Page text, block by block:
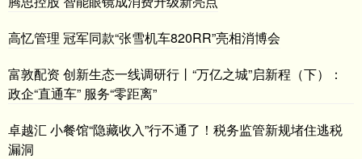
高忆管理 冠军同款“张雪机车820RR”亮相消博会
富敦配资 创新生态一线调研行丨“万亿之城”启新程（下）：
政企“直通车” 服务“零距离”
卓越汇 小餐馆“隐藏收入”行不通了！税务监管新规堵住逃税
漏洞